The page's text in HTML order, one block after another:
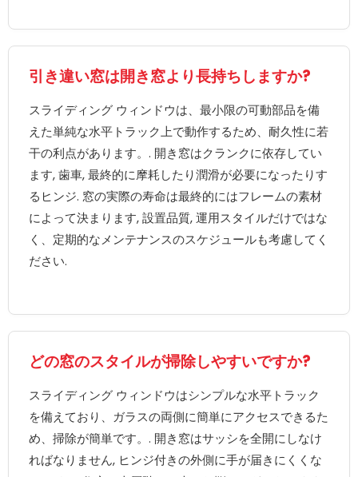
引き違い窓は開き窓より長持ちしますか?
スライディング ウィンドウは、最小限の可動部品を備
えた単純な水平トラック上で動作するため、耐久性に若
干の利点があります。. 開き窓はクランクに依存してい
ます, 歯車, 最終的に摩耗したり潤滑が必要になったりす
るヒンジ. 窓の実際の寿命は最終的にはフレームの素材
によって決まります, 設置品質, 運用スタイルだけではな
く、定期的なメンテナンスのスケジュールも考慮してく
ださい.
どの窓のスタイルが掃除しやすいですか?
スライディング ウィンドウはシンプルな水平トラック
を備えており、ガラスの両側に簡単にアクセスできるた
め、掃除が簡単です。. 開き窓はサッシを全開にしなけ
ればなりません, ヒンジ付きの外側に手が届きにくくな